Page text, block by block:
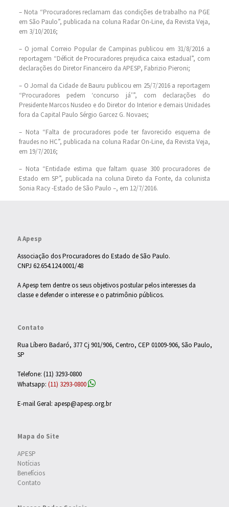
– Nota “Procuradores reclamam das condições de trabalho na PGE
em São Paulo”, publicada na coluna Radar On-Line, da Revista Veja,
em 3/10/2016;
– O jornal Correio Popular de Campinas publicou em 31/8/2016 a
reportagem “Déficit de Procuradores prejudica caixa estadual”, com
declarações do Diretor Financeiro da APESP, Fabrizio Pieroni;
– O Jornal da Cidade de Bauru publicou em 25/7/2016 a reportagem
“Procuradores pedem ‘concurso já’”, com declarações do
Presidente Marcos Nusdeo e do Diretor do Interior e demais Unidades
fora da Capital Paulo Sérgio Garcez G. Novaes;
– Nota “Falta de procuradores pode ter favorecido esquema de
fraudes no HC”, publicada na coluna Radar On-Line, da Revista Veja,
em 19/7/2016;
– Nota “Entidade estima que faltam quase 300 procuradores de
Estado em SP”, publicada na coluna Direto da Fonte, da colunista
Sonia Racy -Estado de São Paulo –, em 12/7/2016.
A Apesp
Associação dos Procuradores do Estado de São Paulo.
CNPJ 62.654.124.0001/48
A Apesp tem dentre os seus objetivos postular pelos interesses da
classe e defender o interesse e o patrimônio públicos.
Contato
Rua Líbero Badaró, 377 Cj 901/906, Centro, CEP 01009-906, São Paulo,
SP
Telefone: (11) 3293-0800
Whatsapp: (11) 3293-0800
E-mail Geral: apesp@apesp.org.br
Mapa do Site
APESP
Notícias
Benefícios
Contato